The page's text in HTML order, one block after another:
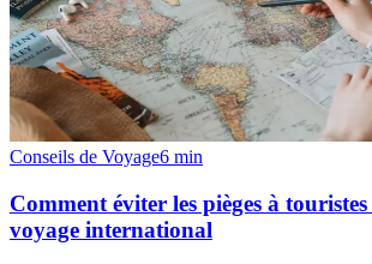
Conseils de Voyage6 min
Comment éviter les pièges à
voyage international